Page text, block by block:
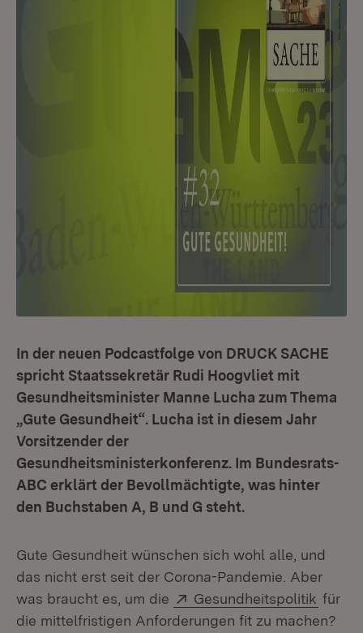
In der neuen Podcastfolge von DRUCK SACHE
spricht Staatssekretär Rudi Hoogvliet mit
Gesundheitsminister Manne Lucha zum Thema
„Gute Gesundheit“. Lucha ist in diesem Jahr
Vorsitzender der
Gesundheitsministerkonferenz. Im Bundesrats-
ABC erklärt der Bevollmächtigte, was hinter
den Buchstaben A, B und G steht.
Gute Gesundheit wünschen sich wohl alle, und
das nicht erst seit der Corona-Pandemie. Aber
was braucht es, um die
Extern:
Gesundheitspolitik für
die mittelfristigen Anforderungen fit zu machen?